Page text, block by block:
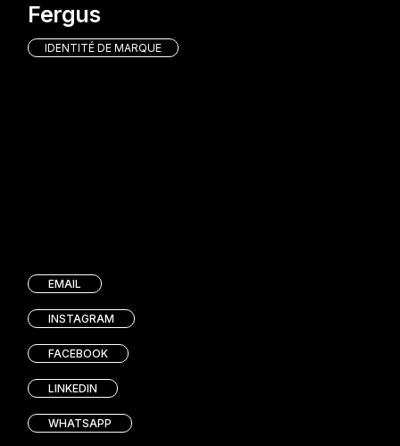
Fergus
IDENTITÉ DE MARQUE
EMAIL
INSTAGRAM
FACEBOOK
LINKEDIN
WHATSAPP